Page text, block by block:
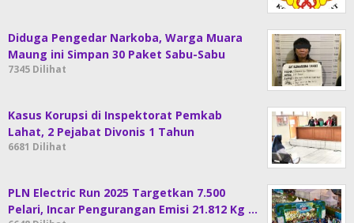
Diduga Pengedar Narkoba, Warga Muara
Maung ini Simpan 30 Paket Sabu-Sabu
7345 Dilihat
Kasus Korupsi di Inspektorat Pemkab
Lahat, 2 Pejabat Divonis 1 Tahun
6681 Dilihat
PLN Electric Run 2025 Targetkan 7.500
Pelari, Incar Pengurangan Emisi 21.812 Kg …